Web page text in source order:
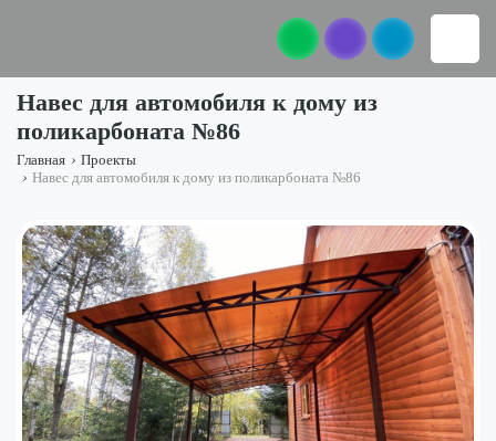
Навес для автомобиля к дому из
поликарбоната №86
Главная › Проекты
› Навес для автомобиля к дому из поликарбоната №86